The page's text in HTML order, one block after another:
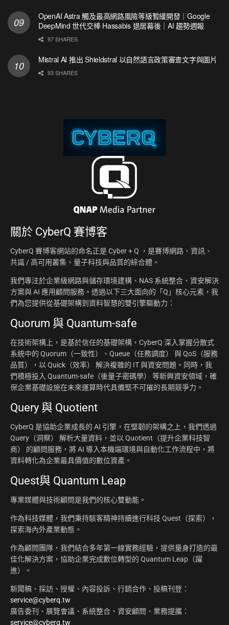
OpenAI Astra 觸及最高網路風險等級暫緩開發｜Google
DeepMind 世代交棒 Hassabis 退居幕後｜AI 趨勢週報
97 SHARES
Mistral AI 推出 Shieldstral 以自然語言政策審查文字與圖片
93 SHARES
關於 CyberQ 賽博客
CyberQ 賽博客網站的命名正是 Cyber + Q ，是賽博網路、資訊、
共識 / 高可用叢集、量子科技與品質的綜合體。
我們專注於企業級網路與儲存環境建構、NAS 系統整合、資安解決
方案與 AI 應用顧問服務。透過以下三大面向的「Q」核心元素，我
們為您提供從基礎架構到資料智慧的雙引擎驅動力：
Quorum 與 Quantum-safe
在技術架構上，是基於信任的基礎架構，CyberQ 深入掌握分散式
系統中的 Quorum（一致性）、Queue（任務調度） 與 QoS（服務
品質），以 Quick（效率） 解決複雜的 IT 與資安問題。同時，我
們積極投入 Quantum-safe（後量子密碼學） 等新興資安領域，確
保企業基礎設施在未來運算時代具備堅不可摧的長期競爭力。
Query 與 Quotient
CyberQ 是協助企業成長的 AI 引擎，在堅韌的架構之上，我們透過
Query（洞察） 解析大量資料，並以 Quotient（提升企業科技智
商） 的顧問服務，將 AI 導入本機端環境與自動化工作流程中，將
資料轉化為企業最具價值的數位資產。
Quest與 Quantum Leap
專業媒體與技術顧問是我們的核心雙動能。
作為科技媒體，我們秉持駭客精神持續進行科技 Quest（探索），
探索海內外產業動態。
作為顧問團隊，我們結合多年第一線實務經驗，提供量身打造的最
佳化解決方案，協助企業完成數位轉型的 Quantum Leap（躍
進）。
新聞稿、採訪、授權、內容投訴、行銷合作、投稿刊登：
service@cyberq.tw
廣告委刊、展覽會議、系統整合、資安顧問、業務提攜：
service@cyberq.tw